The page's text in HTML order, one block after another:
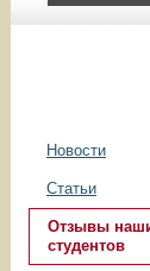
Новости
Статьи
Отзывы
студентов